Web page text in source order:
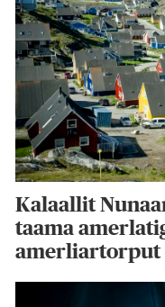
Kalaallit
taama
amerliartorput